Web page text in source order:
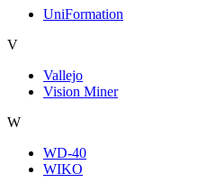
UniFormation
V
Vallejo
Vision Miner
W
WD-40
WIKO